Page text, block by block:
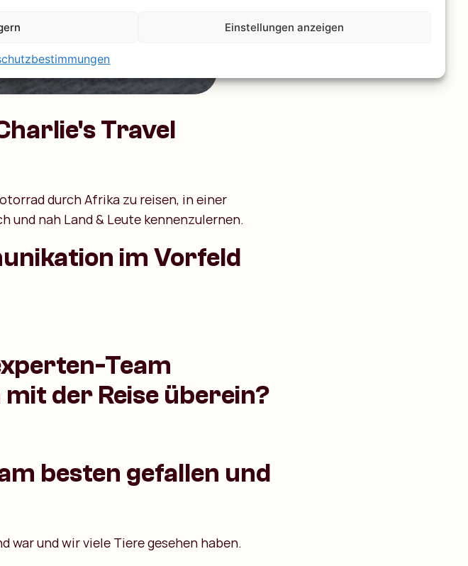
Einstellungen anzeigen
Travel
durch Afrika zu reisen, in einer
und nah Land & Leute kennenzulernen.
im Vorfeld
Team
der Reise überein?
besten gefallen und
war und wir viele Tiere gesehen haben.